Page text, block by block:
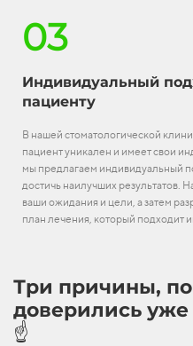
03
Индивидуальный
пациенту
В нашей стоматологической
пациент уникален и имеет свои
мы предлагаем индивидуальный
достичь наилучших результатов.
ваши ожидания и цели, а затем
план лечения, который подходит
Три причины,
доверились уже
☝️